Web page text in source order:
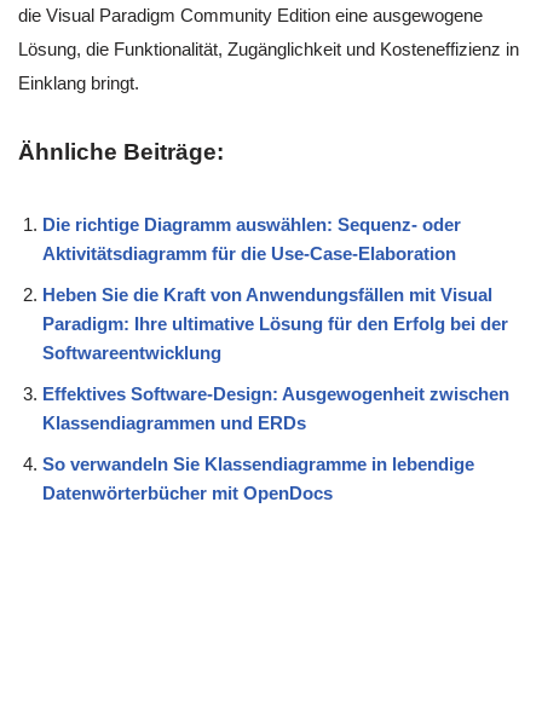
die Visual Paradigm Community Edition eine ausgewogene
Lösung, die Funktionalität, Zugänglichkeit und Kosteneffizienz in
Einklang bringt.
Ähnliche Beiträge:
Die richtige Diagramm auswählen: Sequenz- oder
Aktivitätsdiagramm für die Use-Case-Elaboration
Heben Sie die Kraft von Anwendungsfällen mit Visual
Paradigm: Ihre ultimative Lösung für den Erfolg bei der
Softwareentwicklung
Effektives Software-Design: Ausgewogenheit zwischen
Klassendiagrammen und ERDs
So verwandeln Sie Klassendiagramme in lebendige
Datenwörterbücher mit OpenDocs